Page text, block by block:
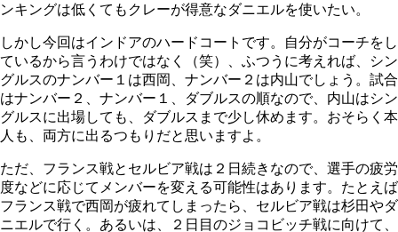
ンキングは低くてもクレーが得意なダニエルを使いたい。
しかし今回はインドアのハードコートです。自分がコーチをし
ているから言うわけではなく（笑）、ふつうに考えれば、シン
グルスのナンバー１は西岡、ナンバー２は内山でしょう。試合
はナンバー２、ナンバー１、ダブルスの順なので、内山はシン
グルスに出場しても、ダブルスまで少し休めます。おそらく本
人も、両方に出るつもりだと思いますよ。
ただ、フランス戦とセルビア戦は２日続きなので、選手の疲労
度などに応じてメンバーを変える可能性はあります。たとえば
フランス戦で西岡が疲れてしまったら、セルビア戦は杉田やダ
ニエルで行く。あるいは、２日目のジョコビッチ戦に向けて、